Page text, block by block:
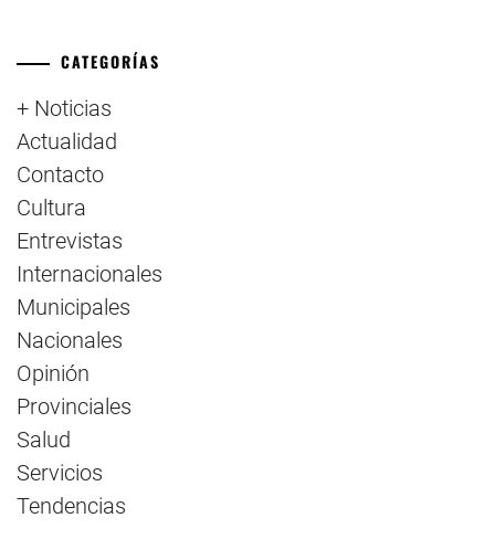
CATEGORÍAS
+ Noticias
Actualidad
Contacto
Cultura
Entrevistas
Internacionales
Municipales
Nacionales
Opinión
Provinciales
Salud
Servicios
Tendencias